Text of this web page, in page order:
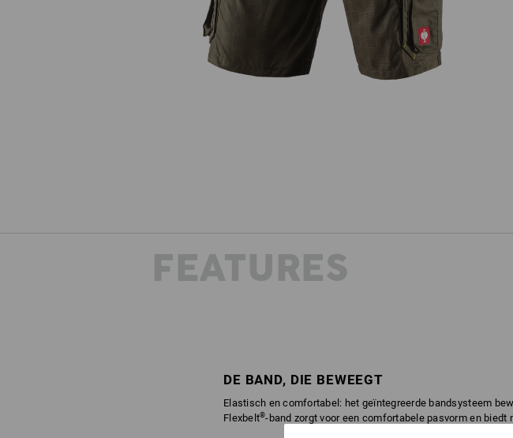
FEATURES
DE BAND, DIE BEWEEGT
Elastisch en comfortabel: het geïntegreerde bandsysteem
Flexbelt®-band zorgt voor een comfortabele pasvorm en